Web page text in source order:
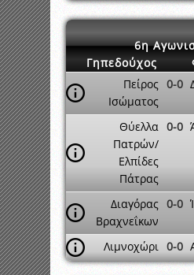
6η
Γηπεδούχος
Πείρος
Ισώματος
0-0
Θύελλα
Πατρών/
Ελπίδες
Πάτρας
0-0
Διαγόρας
Βραχνεΐκων
0-0
Λιμνοχώρι 0-0